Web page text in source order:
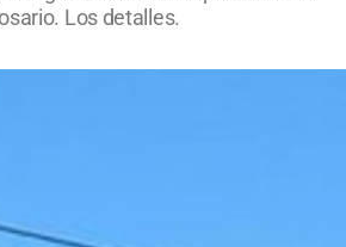
Los detalles.